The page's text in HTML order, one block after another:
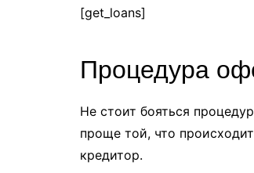
[get_loans]
Процедура
Не стоит бояться
проще той, что
кредитор.